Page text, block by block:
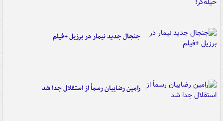
جنجال جدید نیمار در برزیل +فیلم
رامین رضاییان رسماً از استقلال جدا شد